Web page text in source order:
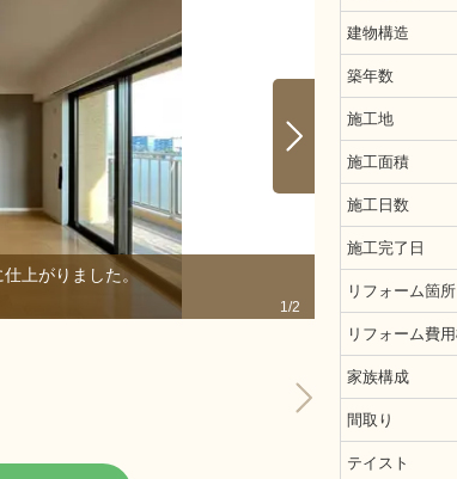
上がりました。
1/2
壁付けテレビ
建物構造
築年数
施工地
施工面積
施工日数
施工完了日
リフォーム箇所
リフォーム費
家族構成
間取り
テイスト